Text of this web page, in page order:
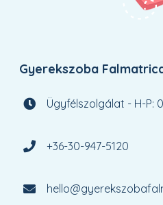
Gyerekszoba
Ügyfélszolgálat - H-P:
+36-30-947-5120